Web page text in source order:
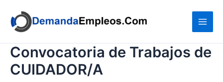
contenido
Convocatoria de Trabajos de
CUIDADOR/A